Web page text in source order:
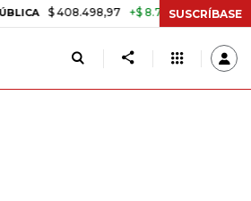
$ 408.498,97 +$ 8.753,81 +2,19% TASA
SUSCRÍBASE